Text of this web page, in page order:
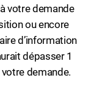
votre demande
ou encore
d’information
dépasser 1
demande.